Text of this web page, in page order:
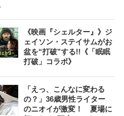
《映画『シェルター』》ジ
ェイソン・ステイサムがお
盆を“打破”する!!《「眠眠
打破」コラボ》
「えっ、こんなに変わる
の？」36歳男性ライター
のニオイが激変！ 夏場に